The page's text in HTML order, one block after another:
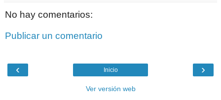
No hay comentarios:
Publicar un comentario
‹ ›
Inicio
Ver versión web